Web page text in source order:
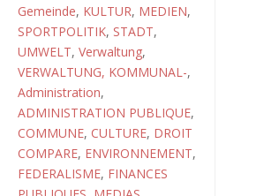
Gemeinde, KULTUR, MEDIEN,
SPORTPOLITIK, STADT,
UMWELT, Verwaltung,
VERWALTUNG, KOMMUNAL-,
Administration,
ADMINISTRATION PUBLIQUE,
COMMUNE, CULTURE, DROIT
COMPARE, ENVIRONNEMENT,
FEDERALISME, FINANCES